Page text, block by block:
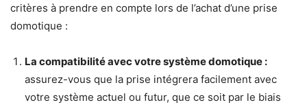
critères à prendre en compte lors de l’achat d’une prise
domotique :
La compatibilité avec votre système domotique :
assurez-vous que la prise intégrera facilement avec
votre système actuel ou futur, que ce soit par le biais